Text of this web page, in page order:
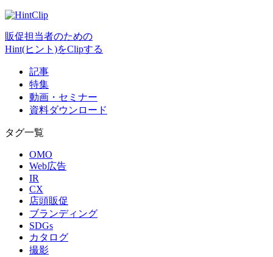
販促担当者のための
Hint(ヒント)をClipする
記事
特集
動画・セミナー
資料ダウンロード
タグ一覧
OMO
Web広告
IR
CX
店頭販促
ブランディング
SDGs
カタログ
撮影